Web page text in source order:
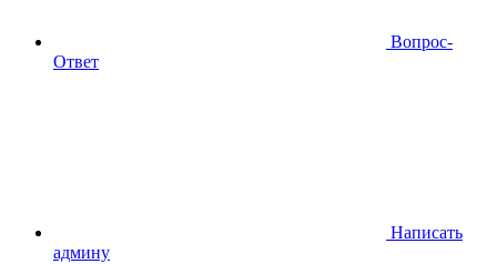
Вопрос-
Ответ
Написать
админу